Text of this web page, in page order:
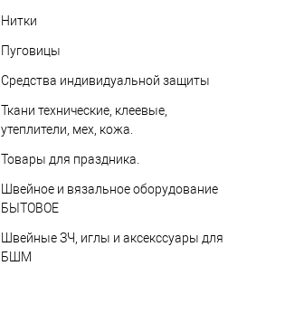
Нитки
Пуговицы
Средства индивидуальной защиты
Ткани технические, клеевые,
утеплители, мех, кожа.
Товары для праздника.
Швейное и вязальное оборудование
БЫТОВОЕ
Швейные ЗЧ, иглы и аксекссуары для
БШМ